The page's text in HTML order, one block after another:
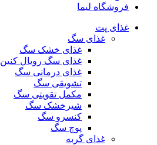
فروشگاه لیما
غذای پت
غذای سگ
غذای خشک سگ
غذای سگ رویال کنین
غذای درمانی سگ
تشویقی سگ
مکمل تقویتی سگ
شیرخشک سگ
کنسرو سگ
پوچ سگ
غذای گربه